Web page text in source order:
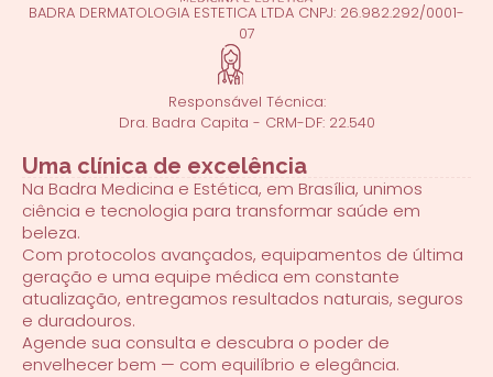
BADRA DERMATOLOGIA ESTETICA LTDA CNPJ: 26.982.292/0001-
07
Responsável Técnica:
Dra. Badra Capita - CRM-DF: 22.540
Uma clínica de excelência
Na Badra Medicina e Estética, em Brasília, unimos
ciência e tecnologia para transformar saúde em
beleza.
Com protocolos avançados, equipamentos de última
geração e uma equipe médica em constante
atualização, entregamos resultados naturais, seguros
e duradouros.
Agende sua consulta e descubra o poder de
envelhecer bem — com equilíbrio e elegância.